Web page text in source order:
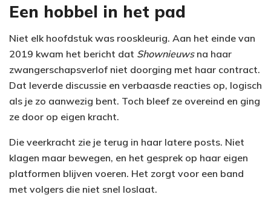
Een hobbel in het pad
Niet elk hoofdstuk was rooskleurig. Aan het einde van
2019 kwam het bericht dat Shownieuwsna haar
zwangerschapsverlof niet doorging met haar contract.
Dat leverde discussie en verbaasde reacties op, logisch
als je zo aanwezig bent. Toch bleef ze overeind en ging
ze door op eigen kracht.
Die veerkracht zie je terug in haar latere posts. Niet
klagen maar bewegen, en het gesprek op haar eigen
platformen blijven voeren. Het zorgt voor een band
met volgers die niet snel loslaat.